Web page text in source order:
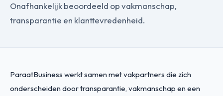
Onafhankelijk beoordeeld op vakmanschap,
transparantie en klanttevredenheid.
ParaatBusiness werkt samen met vakpartners die zich
onderscheiden door transparantie, vakmanschap en een